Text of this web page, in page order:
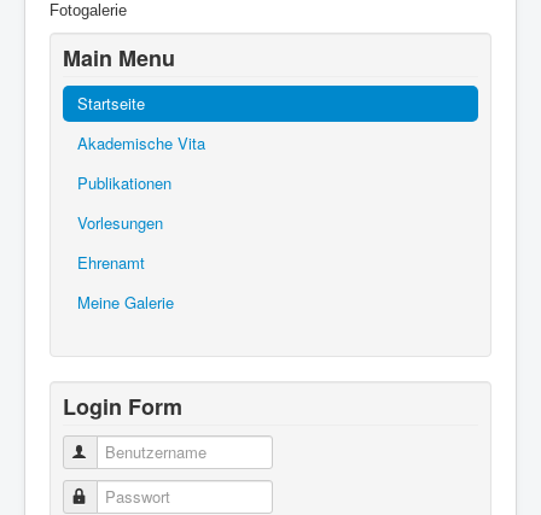
Fotogalerie
Main Menu
Startseite
Akademische Vita
Publikationen
Vorlesungen
Ehrenamt
Meine Galerie
Login Form
Benutzername
Passwort